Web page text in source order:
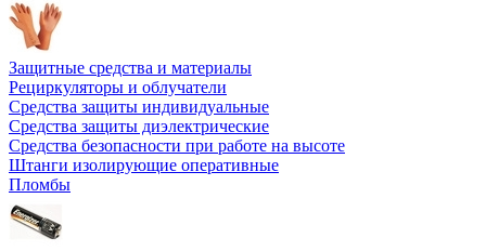
Защитные средства и материалы
Рециркуляторы и облучатели
Средства защиты индивидуальные
Средства защиты диэлектрические
Средства безопасности при работе на высоте
Штанги изолирующие оперативные
Пломбы